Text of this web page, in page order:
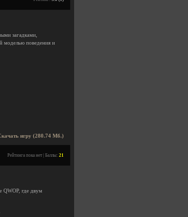
загадками,
моделью поведения и
игру (280.74 Мб.)
Рейтинга пока нет | Баллы: 21
QWOP, где двум